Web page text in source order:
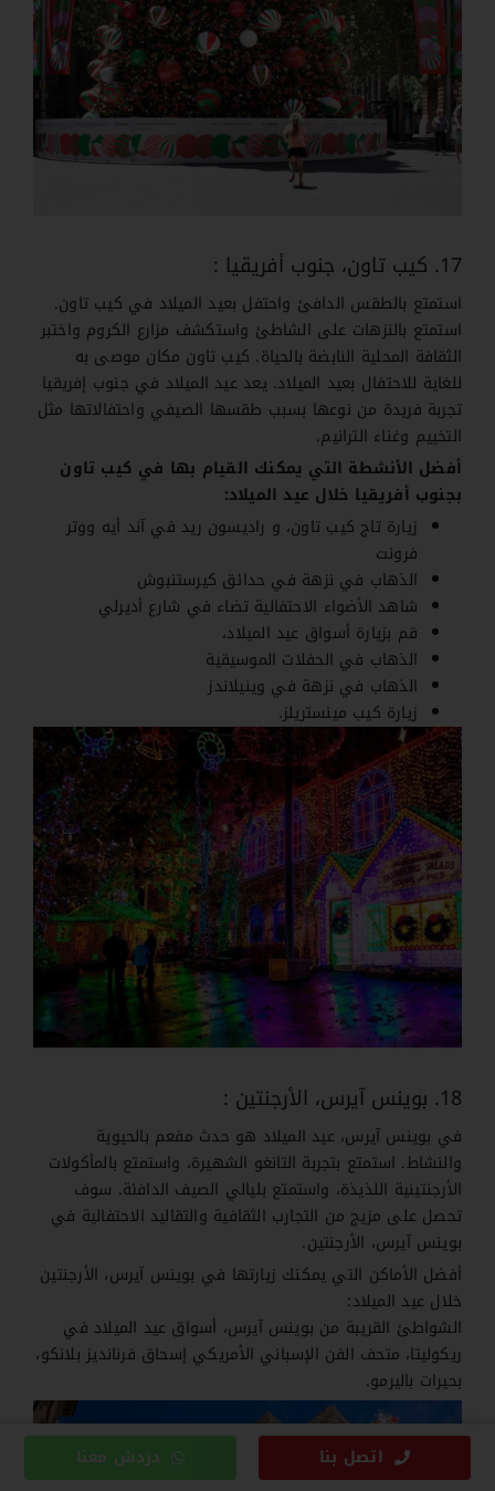
17. كيب تاون، جنوب أفريقيا :
استمتع بالطقس الدافئ واحتفل بعيد الميلاد في كيب تاون.
استمتع بالنزهات على الشاطئ واستكشف مزارع الكروم واختبر
الثقافة المحلية النابضة بالحياة. كيب تاون مكان موصى به
للغاية للاحتفال بعيد الميلاد. يعد عيد الميلاد في جنوب إفريقيا
تجربة فريدة من نوعها بسبب طقسها الصيفي واحتفالاتها مثل
التخييم وغناء الترانيم.
أفضل الأنشطة التي يمكنك القيام بها في كيب تاون
بجنوب أفريقيا خلال عيد الميلاد:
زيارة تاج كيب تاون، و راديسون ريد في آند أيه ووتر
فرونت
الذهاب في نزهة في حدائق كيرستنبوش
شاهد الأضواء الاحتفالية تضاء في شارع أديرلي
قم بزيارة أسواق عيد الميلاد،
الذهاب في الحفلات الموسيقية
الذهاب في نزهة في وينيلاندز
زيارة كيب مينستريلز.
18. بوينس آيرس، الأرجنتين :
في بوينس آيرس، عيد الميلاد هو حدث مفعم بالحيوية
والنشاط. استمتع بتجربة التانغو الشهيرة، واستمتع بالمأكولات
الأرجنتينية اللذيذة، واستمتع بليالي الصيف الدافئة. سوف
تحصل على مزيج من التجارب الثقافية والتقاليد الاحتفالية في
بوينس آيرس، الأرجنتين.
أفضل الأماكن التي يمكنك زيارتها في بوينس آيرس، الأرجنتين
خلال عيد الميلاد:
الشواطئ القريبة من بوينس آيرس، أسواق عيد الميلاد في
ريكوليتا، متحف الفن الإسباني الأمريكي إسحاق فرنانديز بلانكو،
بحيرات باليرمو.
اتصل بنا دردش معنا